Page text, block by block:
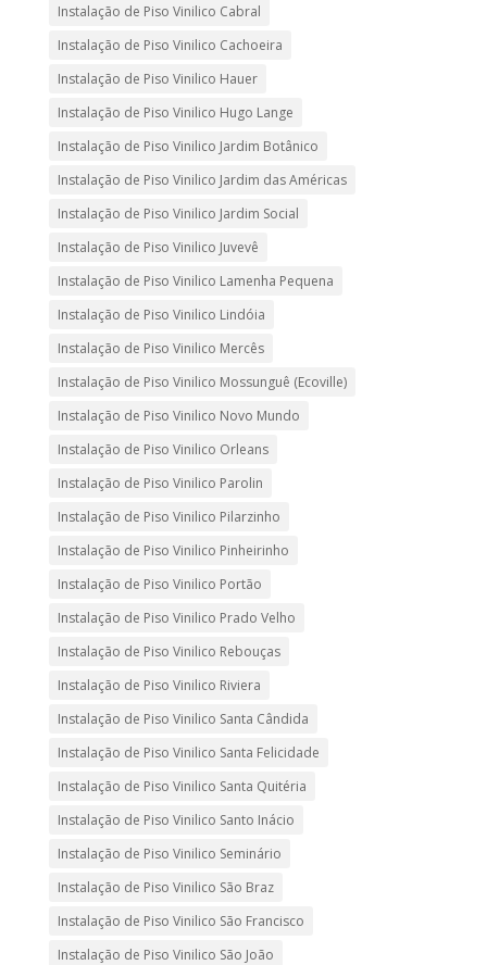
Instalação de Piso Vinilico Cabral
Instalação de Piso Vinilico Cachoeira
Instalação de Piso Vinilico Hauer
Instalação de Piso Vinilico Hugo Lange
Instalação de Piso Vinilico Jardim Botânico
Instalação de Piso Vinilico Jardim das Américas
Instalação de Piso Vinilico Jardim Social
Instalação de Piso Vinilico Juvevê
Instalação de Piso Vinilico Lamenha Pequena
Instalação de Piso Vinilico Lindóia
Instalação de Piso Vinilico Mercês
Instalação de Piso Vinilico Mossunguê (Ecoville)
Instalação de Piso Vinilico Novo Mundo
Instalação de Piso Vinilico Orleans
Instalação de Piso Vinilico Parolin
Instalação de Piso Vinilico Pilarzinho
Instalação de Piso Vinilico Pinheirinho
Instalação de Piso Vinilico Portão
Instalação de Piso Vinilico Prado Velho
Instalação de Piso Vinilico Rebouças
Instalação de Piso Vinilico Riviera
Instalação de Piso Vinilico Santa Cândida
Instalação de Piso Vinilico Santa Felicidade
Instalação de Piso Vinilico Santa Quitéria
Instalação de Piso Vinilico Santo Inácio
Instalação de Piso Vinilico Seminário
Instalação de Piso Vinilico São Braz
Instalação de Piso Vinilico São Francisco
Instalação de Piso Vinilico São João